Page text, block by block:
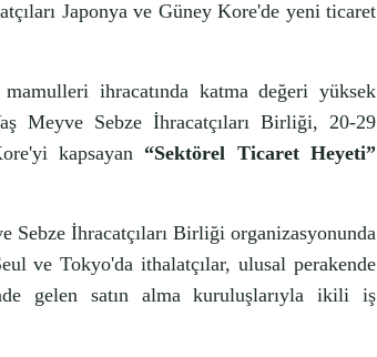
Japonya ve Güney Kore'de yeni ticaret
ihracatında katma değeri yüksek
Meyve Sebze İhracatçıları Birliği, 20-29
kapsayan “Sektörel Ticaret Heyeti”
Sebze İhracatçıları Birliği organizasyonunda
ve Tokyo'da ithalatçılar, ulusal perakende
gelen satın alma kuruluşlarıyla ikili iş